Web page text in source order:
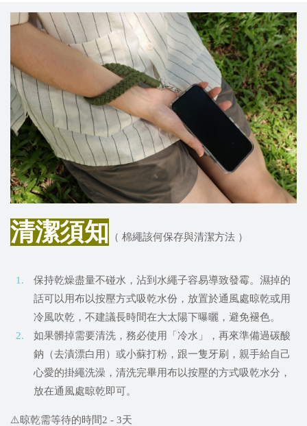
清潔須知 （ 棉繩該何保存與清潔方法 ）
保持乾燥盡量不碰水，沾到水繩子容易導致發霉。濕掉的
話可以用布以按壓方式吸乾水份，放置於通風處晾乾或用
冷風吹乾，不建議長時間在大太陽下曝曬，避免褪色。
如果髒掉需要清洗，務必使用「冷水」，再來準備過碳酸
鈉（去漬漂白用）或小蘇打粉，跟一隻牙刷，親手給自己
心愛的掛繩洗澡，清洗完畢用布以按壓的方式吸乾水分，
放在通風處晾乾即可。
⚠️晾乾需等待的時間2 - 3天